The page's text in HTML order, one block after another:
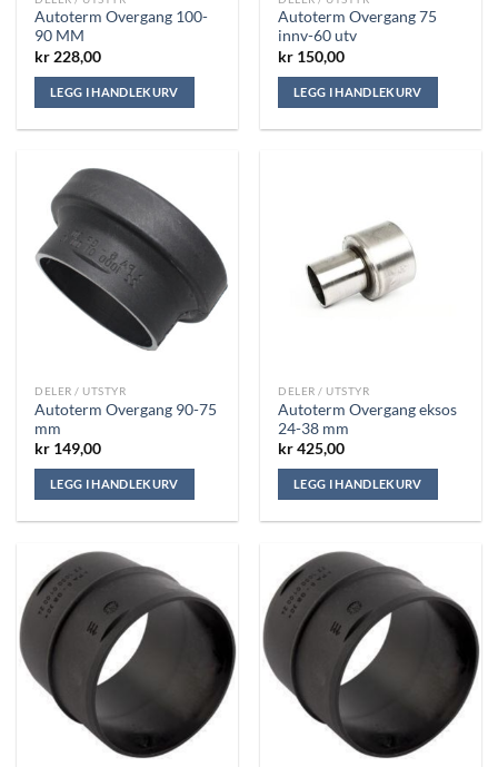
Autoterm Overgang 100-
90 MM
kr 228,00
LEGG I HANDLEKURV
Autoterm Overgang 75
innv-60 utv
kr 150,00
LEGG I HANDLEKURV
DELER / UTSTYR
Autoterm Overgang 90-75
mm
kr 149,00
LEGG I HANDLEKURV
DELER / UTSTYR
Autoterm Overgang eksos
24-38 mm
kr425,00
LEGG I HANDLEKURV